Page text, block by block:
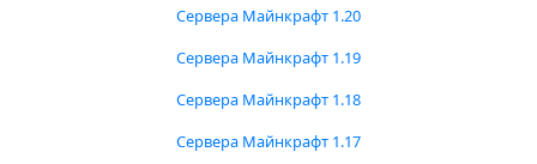
Сервера Майнкрафт 1.20
Сервера Майнкрафт 1.19
Сервера Майнкрафт 1.18
Сервера Майнкрафт 1.17